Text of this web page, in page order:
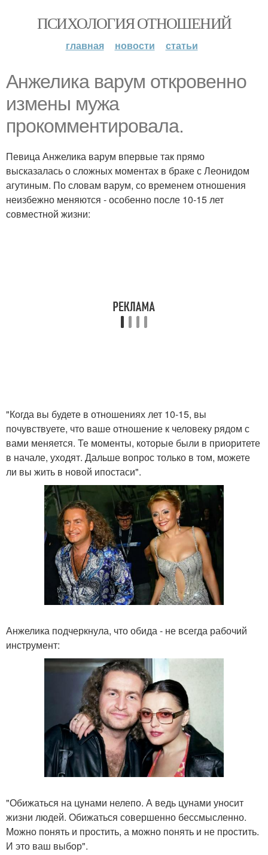
ПСИХОЛОГИЯ ОТНОШЕНИЙ
главная новости статьи
Анжелика варум откровенно
измены мужа
прокомментировала.
Певица Анжелика варум впервые так прямо
высказалась о сложных моментах в браке с Леонидом
агутиным. По словам варум, со временем отношения
неизбежно меняются - особенно после 10-15 лет
совместной жизни:
"Когда вы будете в отношениях лет 10-15, вы
почувствуете, что ваше отношение к человеку рядом с
вами меняется. Те моменты, которые были в приоритете
в начале, уходят. Дальше вопрос только в том, можете
ли вы жить в новой ипостаси".
Анжелика подчеркнула, что обида - не всегда рабочий
инструмент:
"Обижаться на цунами нелепо. А ведь цунами уносит
жизни людей. Обижаться совершенно бессмысленно.
Можно понять и простить, а можно понять и не простить.
И это ваш выбор".